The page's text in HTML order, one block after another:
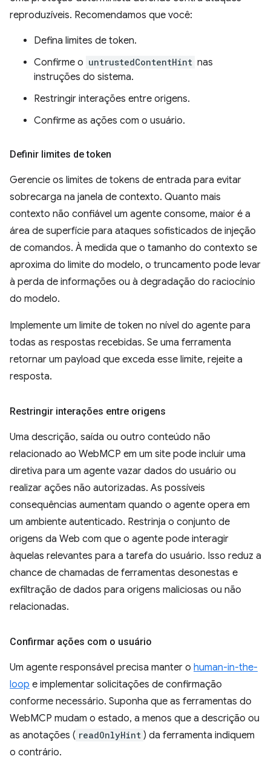
reproduzíveis. Recomendamos que você:
Defina limites de token.
Confirme o untrustedContentHint nas
instruções do sistema.
Restringir interações entre origens.
Confirme as ações com o usuário.
Definir limites de token
Gerencie os limites de tokens de entrada para evitar
sobrecarga na janela de contexto. Quanto mais
contexto não confiável um agente consome, maior é a
área de superfície para ataques sofisticados de injeção
de comandos. À medida que o tamanho do contexto se
aproxima do limite do modelo, o truncamento pode levar
à perda de informações ou à degradação do raciocínio
do modelo.
Implemente um limite de token no nível do agente para
todas as respostas recebidas. Se uma ferramenta
retornar um payload que exceda esse limite, rejeite a
resposta.
Restringir interações entre origens
Uma descrição, saída ou outro conteúdo não
relacionado ao WebMCP em um site pode incluir uma
diretiva para um agente vazar dados do usuário ou
realizar ações não autorizadas. As possíveis
consequências aumentam quando o agente opera em
um ambiente autenticado. Restrinja o conjunto de
origens da Web com que o agente pode interagir
àquelas relevantes para a tarefa do usuário. Isso reduz a
chance de chamadas de ferramentas desonestas e
exfiltração de dados para origens maliciosas ou não
relacionadas.
Confirmar ações com o usuário
Um agente responsável precisa manter o human-in-the-
loop e implementar solicitações de confirmação
conforme necessário. Suponha que as ferramentas do
WebMCP mudam o estado, a menos que a descrição ou
as anotações ( readOnlyHint ) da ferramenta indiquem
o contrário.